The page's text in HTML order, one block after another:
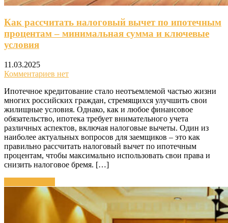
Как рассчитать налоговый вычет по ипотечным
процентам – минимальная сумма и ключевые
условия
11.03.2025
Комментариев нет
Ипотечное кредитование стало неотъемлемой частью жизни
многих российских граждан, стремящихся улучшить свои
жилищные условия. Однако, как и любое финансовое
обязательство, ипотека требует внимательного учета
различных аспектов, включая налоговые вычеты. Один из
наиболее актуальных вопросов для заемщиков – это как
правильно рассчитать налоговый вычет по ипотечным
процентам, чтобы максимально использовать свои права и
снизить налоговое бремя. […]